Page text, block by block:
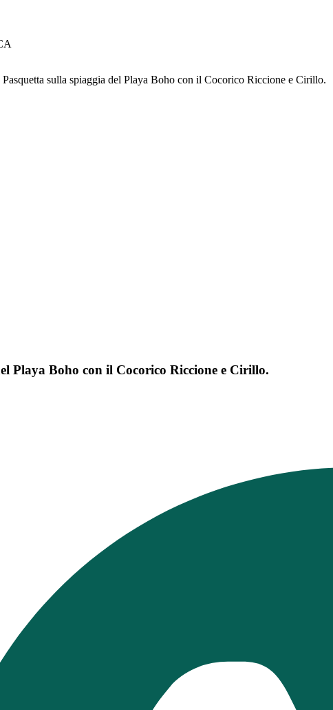
Pasquetta sulla spiaggia del Playa Boho con il Cocorico Riccione e Cirillo.
Playa Boho con il Cocorico Riccione e Cirillo.